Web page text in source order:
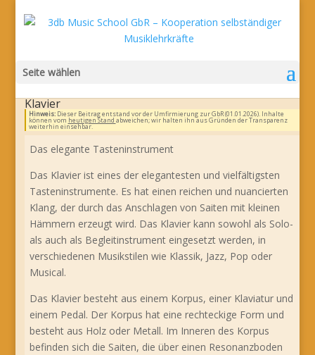
Seite wählen
Klavier
Hinweis:Dieser Beitrag entstand vor der Umfirmierung zur GbR (01.01.2026). Inhalte
können vom heutigen Stand abweichen; wir halten ihn aus Gründen der Transparenz
weiterhin einsehbar.
Das elegante Tasteninstrument
Das Klavier ist eines der elegantesten und vielfältigsten
Tasteninstrumente. Es hat einen reichen und nuancierten
Klang, der durch das Anschlagen von Saiten mit kleinen
Hämmern erzeugt wird. Das Klavier kann sowohl als Solo-
als auch als Begleitinstrument eingesetzt werden, in
verschiedenen Musikstilen wie Klassik, Jazz, Pop oder
Musical.
Das Klavier besteht aus einem Korpus, einer Klaviatur und
einem Pedal. Der Korpus hat eine rechteckige Form und
besteht aus Holz oder Metall. Im Inneren des Korpus
befinden sich die Saiten, die über einen Resonanzboden